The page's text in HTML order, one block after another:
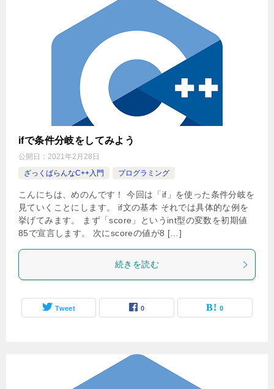
ifで条件分岐をしてみよう
公開日： 2021年2月28日
ざっくばらんなC++入門
プログラミング
こんにちは、めのんです！ 今回は「if」を使った条件分岐を
見ていくことにします。 if文の基本 それでは具体的な例を
挙げてみます。 まず「score」というint型の変数を初期値
85で宣言します。 次にscoreの値が8 […]
続きを読む
Tweet 0 0